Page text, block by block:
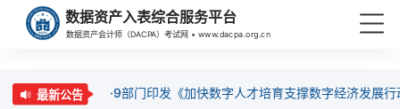
数据资产入表综合服务平台
数据资产会计师（DACPA）考试网 • www.dacpa.org.cn
最新公告 ·9部门印发《加快数字人才培育支撑数字经济发展